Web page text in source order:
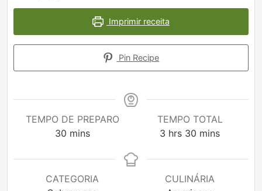
Imprimir receita
Pin Recipe
TEMPO DE PREPARO
30minutes
mins
TEMPO TOTAL
3 hours
hrs 30 minutes
mins
CATEGORIA
CULINÁRIA